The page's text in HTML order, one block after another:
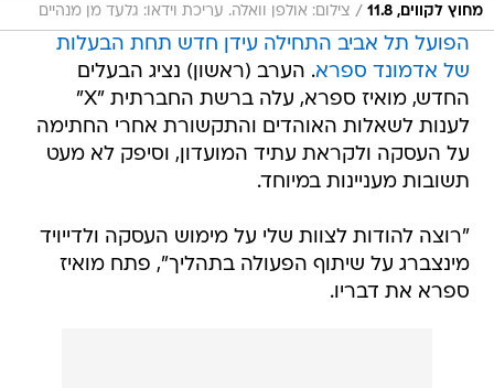
מחוץ לקווים, 11.8 / צילום: אולפן וואלה. עריכת וידאו: גלעד מן מנהיים
הפועל תל אביב התחילה עידן חדש תחת הבעלות
של אדמונד ספרא. הערב (ראשון) נציג הבעלים
החדש, מואיז ספרא, עלה ברשת החברתית "X"
לענות לשאלות האוהדים והתקשורת אחרי החתימה
על העסקה ולקראת עתיד המועדון, וסיפק לא מעט
תשובות מעניינות במיוחד.
"רוצה להודות לצוות שלי על מימוש העסקה ולדייויד
מינצברג על שיתוף הפעולה בתהליך", פתח מואיז
ספרא את דבריו.